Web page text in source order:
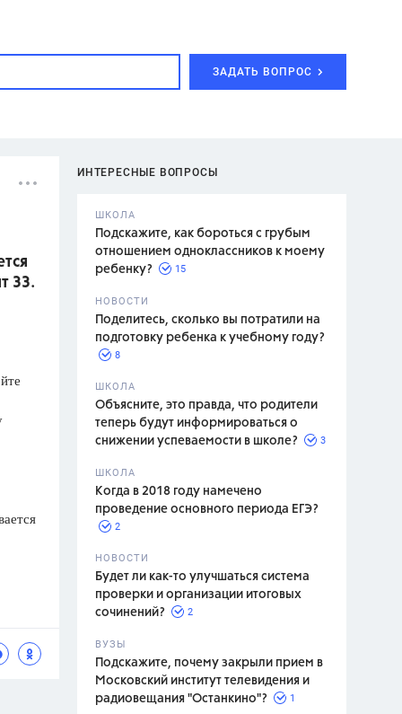
ЗАДАТЬ ВОПРОС
ИНТЕРЕСНЫЕ ВОПРОСЫ
ШКОЛА
Подскажите, как бороться с грубым
отношением одноклассников к моему
ребенку?
15
НОВОСТИ
Поделитесь, сколько вы потратили на
подготовку ребенка к учебному году?
8
ШКОЛА
Объясните, это правда, что родители
теперь будут информироваться о
снижении успеваемости в школе?
3
ШКОЛА
Когда в 2018 году намечено
проведение основного периода ЕГЭ?
2
НОВОСТИ
Будет ли как-то улучшаться система
проверки и организации итоговых
сочинений?
2
ВУЗЫ
Подскажите, почему закрыли прием в
Московский институт телевидения и
радиовещания "Останкино"?
1
33.